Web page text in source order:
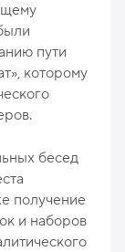
пути
которому
бесед
получение
и наборов